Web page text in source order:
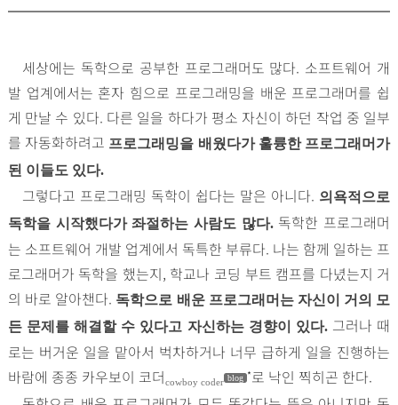
세상에는 독학으로 공부한 프로그래머도 많다. 소프트웨어 개
발 업계에서는 혼자 힘으로 프로그래밍을 배운 프로그래머를 쉽
게 만날 수 있다. 다른 일을 하다가 평소 자신이 하던 작업 중 일부
를 자동화하려고 프로그래밍을 배웠다가 훌륭한 프로그래머가
된 이들도 있다.
그렇다고 프로그래밍 독학이 쉽다는 말은 아니다. 의욕적으로
독학을 시작했다가 좌절하는 사람도 많다.독학한 프로그래머
는 소프트웨어 개발 업계에서 독특한 부류다. 나는 함께 일하는 프
로그래머가 독학을 했는지, 학교나 코딩 부트 캠프를 다녔는지 거
의 바로 알아챈다. 독학으로 배운 프로그래머는 자신이 거의 모
든 문제를 해결할 수 있다고 자신하는 경향이 있다.그러나 때
로는 버거운 일을 맡아서 벅차하거나 너무 급하게 일을 진행하는
바람에 종종 카우보이 코더cowboy coder blog *로 낙인 찍히곤 한다.